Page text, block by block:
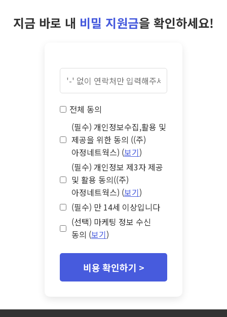
지금 바로 내 비밀 지원금을 확인하세요!
전체 동의
(필수) 개인정보수집,활용 및
제공을 위한 동의 ((주)
아정네트웍스) (보기)
(필수) 개인정보 제3자 제공
및 활용 동의((주)
아정네트웍스) (보기)
(필수) 만 14세 이상입니다
(선택) 마케팅 정보 수신
동의 (보기)
비용 확인하기 >